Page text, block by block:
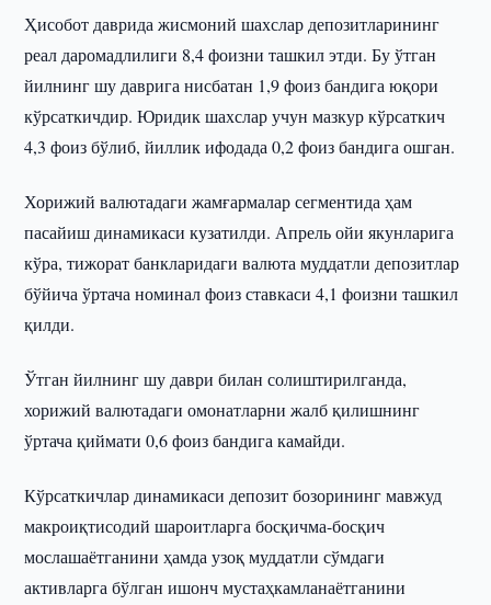
Ҳисобот даврида жисмоний шахслар депозитларининг
реал даромадлилиги 8,4 фоизни ташкил этди. Бу ўтган
йилнинг шу даврига нисбатан 1,9 фоиз бандига юқори
кўрсаткичдир. Юридик шахслар учун мазкур кўрсаткич
4,3 фоиз бўлиб, йиллик ифодада 0,2 фоиз бандига ошган.
Хорижий валютадаги жамғармалар сегментида ҳам
пасайиш динамикаси кузатилди. Апрель ойи якунларига
кўра, тижорат банкларидаги валюта муддатли депозитлар
бўйича ўртача номинал фоиз ставкаси 4,1 фоизни ташкил
қилди.
Ўтган йилнинг шу даври билан солиштирилганда,
хорижий валютадаги омонатларни жалб қилишнинг
ўртача қиймати 0,6 фоиз бандига камайди.
Кўрсаткичлар динамикаси депозит бозорининг мавжуд
макроиқтисодий шароитларга босқичма-босқич
мослашаётганини ҳамда узоқ муддатли сўмдаги
активларга бўлган ишонч мустаҳкамланаётганини